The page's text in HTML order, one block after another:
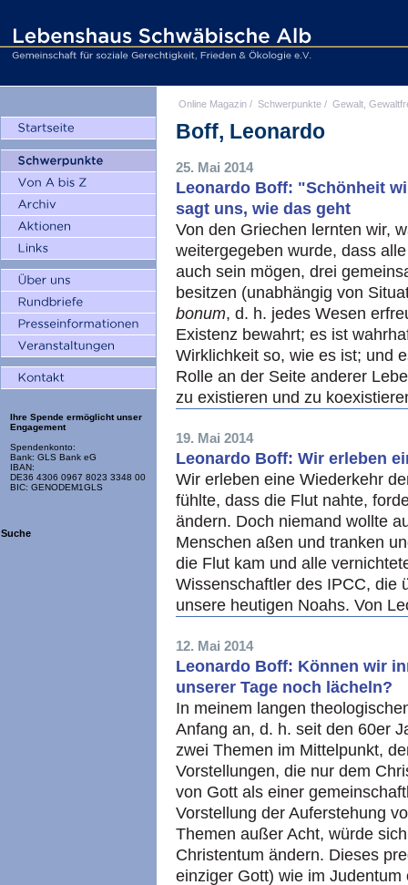
Ihre Spende ermöglicht unser
Engagement
Spendenkonto:
Bank: GLS Bank eG
IBAN:
DE36 4306 0967 8023 3348 00
BIC: GENODEM1GLS
Suche
Online Magazin / Schwerpunkte / Gewalt,
Boff, Leonardo
25. Mai 2014
Leonardo Boff: "Schönheit
sagt uns, wie das geht
Von den Griechen lernten wir,
weitergegeben wurde, dass
auch sein mögen, drei
besitzen (unabhängig von
bonum, d. h. jedes Wesen
Existenz bewahrt; es ist
Wirklichkeit so, wie es ist; und
Rolle an der Seite anderer
zu existieren und zu
19. Mai 2014
Leonardo Boff: Wir erleben
Wir erleben eine Wiederkehr
fühlte, dass die Flut nahte,
ändern. Doch niemand wollte
Menschen aßen und tranken
die Flut kam und alle
Wissenschaftler des IPCC, die
unsere heutigen Noahs. Von
12. Mai 2014
Leonardo Boff: Können wir
unserer Tage noch lächeln?
In meinem langen
Anfang an, d. h. seit den 60er
zwei Themen im Mittelpunkt,
Vorstellungen, die nur dem
von Gott als einer
Vorstellung der Auferstehung
Themen außer Acht, würde
Christentum ändern. Dieses
einziger Gott) wie im